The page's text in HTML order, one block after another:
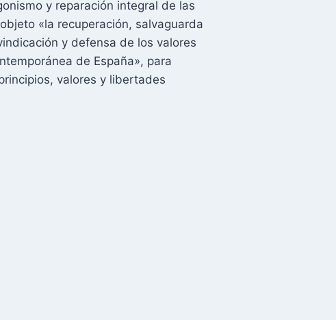
y reparación integral de las
«la recuperación, salvaguarda
y defensa de los valores
de España», para
valores y libertades